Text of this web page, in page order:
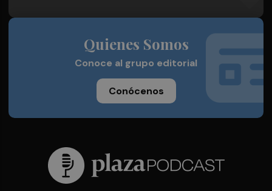
Quienes Somos
Conoce al grupo editorial
Conócenos